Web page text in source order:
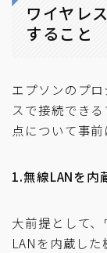
ワイヤレ
すること
エプソンのプ
スで接続でき
点について事
1.無線LANを内
大前提として
LANを内蔵した